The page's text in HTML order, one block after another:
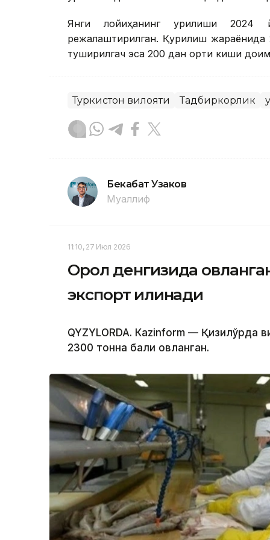
Янги лойиҳанинг қурилиши
режалаштирилган. Қурилиш жараёнида
туширилгач эса 200 дан ортиқ киши
Туркистон вилояти Тадбиркорлик
Бекабат Узаков
Муаллиф
11:10, 27 Июл 2026
Орол денгизида
экспорт қилинади
QYZYLORDA. Кazinform — Қизилўрда
2300 тонна балиқ овланган.